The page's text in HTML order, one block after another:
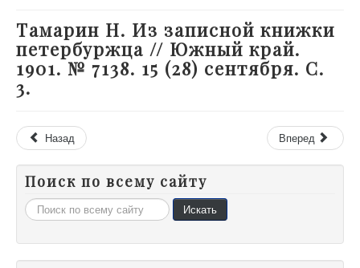
Тамарин Н. Из записной книжки
петербуржца // Южный край.
1901. № 7138. 15 (28) сентября. С.
3.
Назад Вперед
Поиск по всему сайту
Искать... Искать